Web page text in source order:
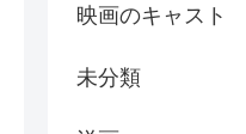
映画のキャスト
未分類